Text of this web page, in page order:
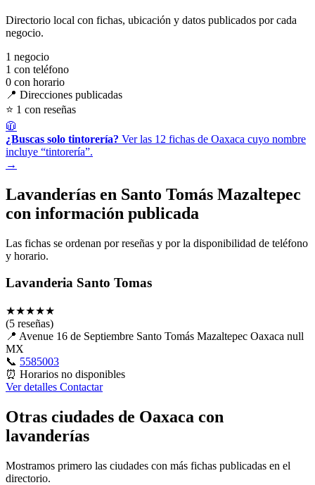
Directorio local con fichas, ubicación y datos publicados por cada
negocio.
1 negocio
1 con teléfono
0 con horario
📍 Direcciones publicadas
⭐ 1 con reseñas
🧥
¿Buscas solo tintorería? Ver las 12 fichas de Oaxaca cuyo nombre
incluye “tintorería”.
→
Lavanderías en Santo Tomás Mazaltepec
con información publicada
Las fichas se ordenan por reseñas y por la disponibilidad de teléfono
y horario.
Lavanderia Santo Tomas
★★★★★
(5 reseñas)
📍 Avenue 16 de Septiembre Santo Tomás Mazaltepec Oaxaca null
MX
📞 5585003
⏰ Horarios no disponibles
Ver detalles Contactar
Otras ciudades de Oaxaca con
lavanderías
Mostramos primero las ciudades con más fichas publicadas en el
directorio.